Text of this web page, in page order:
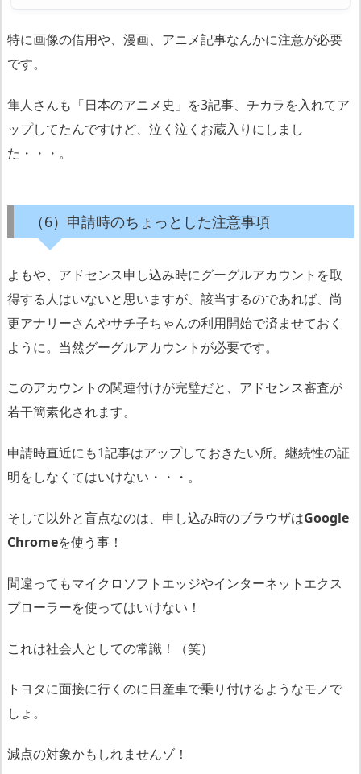
特に画像の借用や、漫画、アニメ記事なんかに注意が必要
です。
隼人さんも「日本のアニメ史」を3記事、チカラを入れてア
ップしてたんですけど、泣く泣くお蔵入りにしまし
た・・・。
（6）申請時のちょっとした注意事項
よもや、アドセンス申し込み時にグーグルアカウントを取
得する人はいないと思いますが、該当するのであれば、尚
更アナリーさんやサチ子ちゃんの利用開始で済ませておく
ように。当然グーグルアカウントが必要です。
このアカウントの関連付けが完璧だと、アドセンス審査が
若干簡素化されます。
申請時直近にも1記事はアップしておきたい所。継続性の証
明をしなくてはいけない・・・。
そして以外と盲点なのは、申し込み時のブラウザはGoogle
Chromeを使う事！
間違ってもマイクロソフトエッジやインターネットエクス
プローラーを使ってはいけない！
これは社会人としての常識！（笑）
トヨタに面接に行くのに日産車で乗り付けるようなモノで
しょ。
減点の対象かもしれませんゾ！